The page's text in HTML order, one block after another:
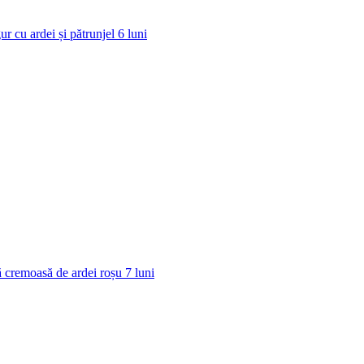
cu ardei și pătrunjel 6 luni
cremoasă de ardei roșu 7 luni